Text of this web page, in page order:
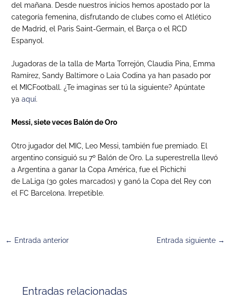
del mañana. Desde nuestros inicios hemos apostado por la
categoría femenina, disfrutando de clubes como el Atlético
de Madrid, el Paris Saint-Germain, el Barça o el RCD
Espanyol.
Jugadoras de la talla de Marta Torrejón, Claudia Pina, Emma
Ramírez, Sandy Baltimore o Laia Codina ya han pasado por
el MICFootball. ¿Te imaginas ser tú la siguiente? Apúntate
ya aquí.
Messi, siete veces Balón de Oro
Otro jugador del MIC, Leo Messi, también fue premiado. El
argentino consiguió su 7º Balón de Oro. La superestrella llevó
a Argentina a ganar la Copa América, fue el Pichichi
de LaLiga (30 goles marcados) y ganó la Copa del Rey con
el FC Barcelona. Irrepetible.
← Entrada anterior Entrada siguiente →
Entradas relacionadas